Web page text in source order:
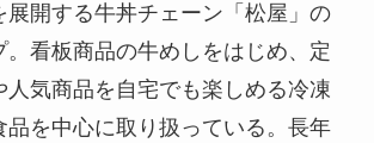
展開する牛丼チェーン「松屋」の
。看板商品の牛めしをはじめ、定
人気商品を自宅でも楽しめる冷凍
品を中心に取り扱っている。長年